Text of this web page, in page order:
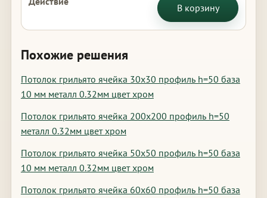
В корзину
Похожие решения
Потолок грильято ячейка 30х30 профиль h=50 база
10 мм металл 0.32мм цвет хром
Потолок грильято ячейка 200х200 профиль h=50
металл 0.32мм цвет хром
Потолок грильято ячейка 50х50 профиль h=50 база
10 мм металл 0.32мм цвет хром
Потолок грильято ячейка 60х60 профиль h=50 база